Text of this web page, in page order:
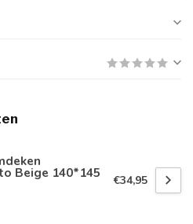
Beige 140*145 €34,95